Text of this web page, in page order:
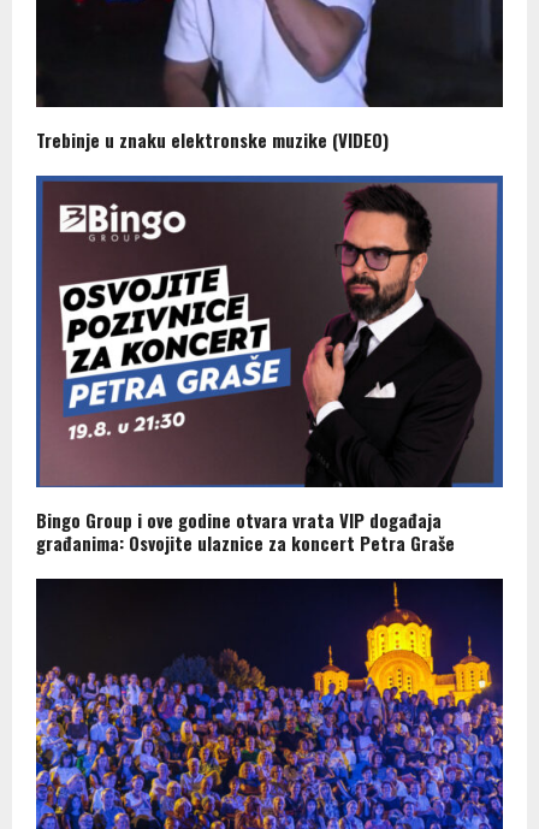
Trebinje u znaku elektronske muzike (VIDEO)
Bingo Group i ove godine otvara vrata VIP događaja
građanima: Osvojite ulaznice za koncert Petra Graše